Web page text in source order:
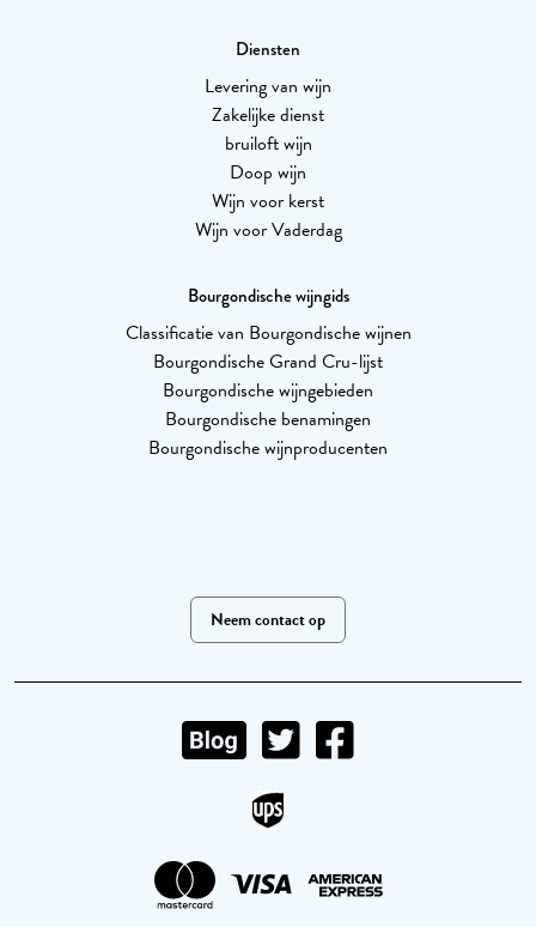
Diensten
Levering van wijn
Zakelijke dienst
bruiloft wijn
Doop wijn
Wijn voor kerst
Wijn voor Vaderdag
Bourgondische wijngids
Classificatie van Bourgondische wijnen
Bourgondische Grand Cru-lijst
Bourgondische wijngebieden
Bourgondische benamingen
Bourgondische wijnproducenten
Neem contact op